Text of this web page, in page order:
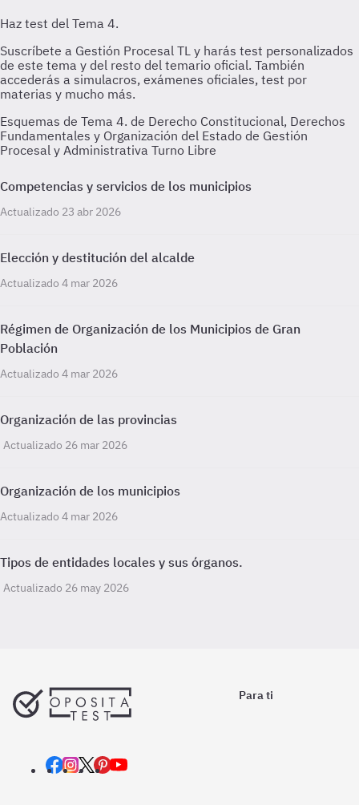
Esquemas de Tema 4. de Derecho Constitucional, Derechos
Fundamentales y Organización del Estado de Gestión
Procesal y Administrativa Turno Libre
Competencias y servicios de los municipios
Actualizado 23 abr 2026
Elección y destitución del alcalde
Actualizado 4 mar 2026
Régimen de Organización de los Municipios de Gran
Población
Actualizado 4 mar 2026
Organización de las provincias
Actualizado 26 mar 2026
Organización de los municipios
Actualizado 4 mar 2026
Tipos de entidades locales y sus órganos.
Actualizado 26 may 2026
Para ti